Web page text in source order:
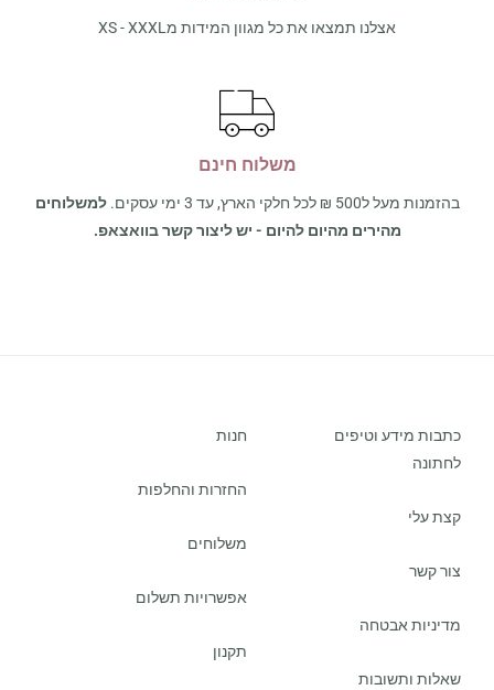
אצלנו תמצאו את כל מגוון המידות מXS - XXXL
משלוח חינם
בהזמנות מעל ל500 ₪ לכל חלקי הארץ, עד 3 ימי עסקים.
למשלוחים
מהירים מהיום להיום - יש ליצור קשר בוואצאפ.
כתבות מידע וטיפים
לחתונה
קצת עלי
צור קשר
מדיניות אבטחה
שאלות ותשובות
חנות
החזרות והחלפות
משלוחים
אפשרויות תשלום
תקנון